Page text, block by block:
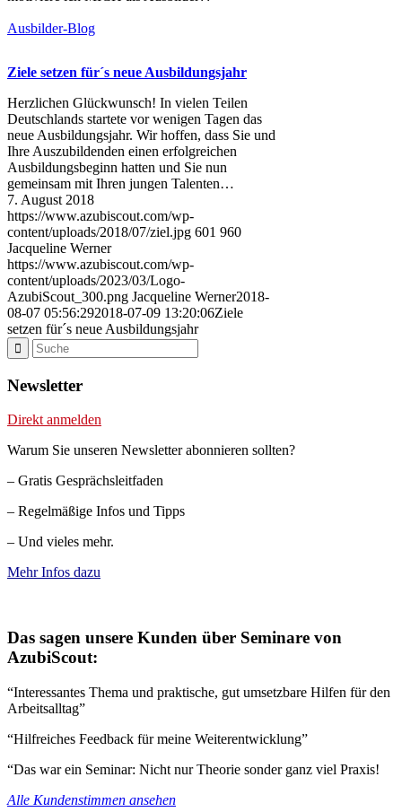
Ausbilder-Blog
Ziele setzen für´s neue Ausbildungsjahr
Herzlichen Glückwunsch! In vielen Teilen
Deutschlands startete vor wenigen Tagen das
neue Ausbildungsjahr. Wir hoffen, dass Sie und
Ihre Auszubildenden einen erfolgreichen
Ausbildungsbeginn hatten und Sie nun
gemeinsam mit Ihren jungen Talenten…
7. August 2018
https://www.azubiscout.com/wp-
content/uploads/2018/07/ziel.jpg 601 960
Jacqueline Werner
https://www.azubiscout.com/wp-
content/uploads/2023/03/Logo-
AzubiScout_300.png Jacqueline Werner2018-
08-07 05:56:292018-07-09 13:20:06Ziele
setzen für´s neue Ausbildungsjahr
Newsletter
Direkt anmelden
Warum Sie unseren Newsletter abonnieren sollten?
– Gratis Gesprächsleitfaden
– Regelmäßige Infos und Tipps
– Und vieles mehr.
Mehr Infos dazu
Das sagen unsere Kunden über Seminare von
AzubiScout:
“Interessantes Thema und praktische, gut umsetzbare Hilfen für den
Arbeitsalltag”
“Hilfreiches Feedback für meine Weiterentwicklung”
“Das war ein Seminar: Nicht nur Theorie sonder ganz viel Praxis!
Alle Kundenstimmen ansehen